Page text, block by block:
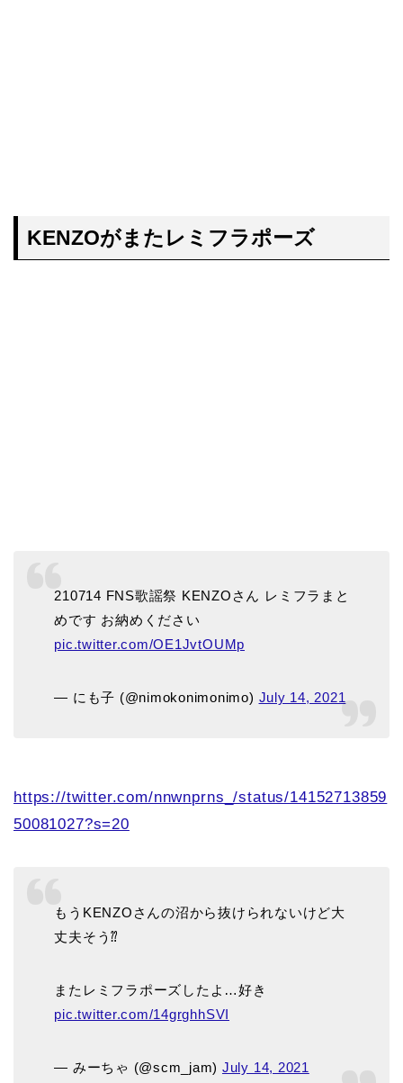
KENZOがまたレミフラポーズ
210714 FNS歌謡祭 KENZOさん レミフラまと
めです お納めください
pic.twitter.com/OE1JvtOUMp
— にも子 (@nimokonimonimo) July 14, 2021
https://twitter.com/nnwnprns_/status/14152713859
50081027?s=20
もうKENZOさんの沼から抜けられないけど大
丈夫そう⁇
またレミフラポーズしたよ…好き
pic.twitter.com/14grghhSVI
— みーちゃ (@scm_jam) July 14, 2021